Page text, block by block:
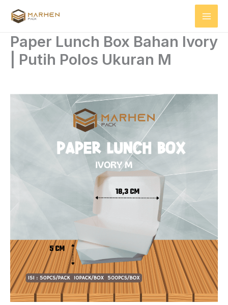
contentPaper Lunch Box Bahan Ivory
| Putih Polos Ukuran M